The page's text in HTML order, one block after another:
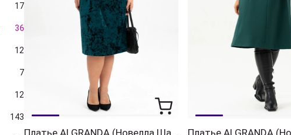
17
36
12
7
12
143
Платье ALGRANDA (Новелла Шарм) 4116-4